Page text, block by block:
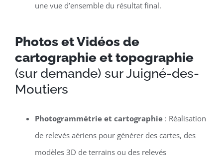
une vue d’ensemble du résultat final.
Photos et Vidéos de
cartographie et topographie
(sur demande) sur Juigné-des-
Moutiers
Photogrammétrie et cartographie: Réalisation
de relevés aériens pour générer des cartes, des
modèles 3D de terrains ou des relevés